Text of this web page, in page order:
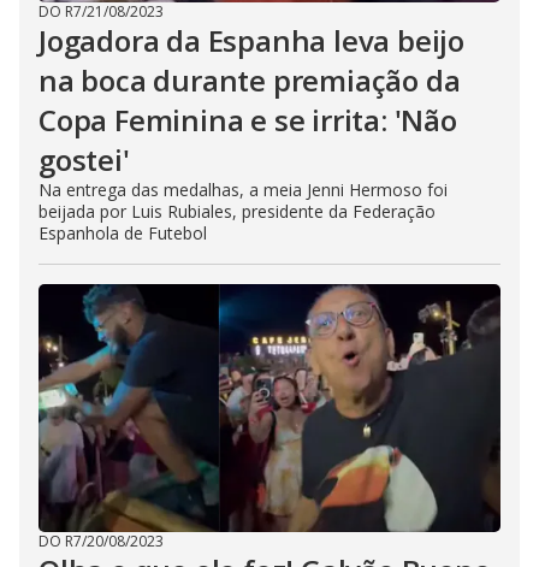
DO R7/21/08/2023
Jogadora da Espanha leva beijo
na boca durante premiação da
Copa Feminina e se irrita: 'Não
gostei'
Na entrega das medalhas, a meia Jenni Hermoso foi
beijada por Luis Rubiales, presidente da Federação
Espanhola de Futebol
DO R7/20/08/2023